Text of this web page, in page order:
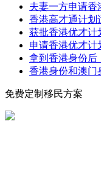
夫妻一方申请香
香港高才通计划
获批香港优才计
申请香港优才计
拿到香港身份后
香港身份和澳门
免费定制移民方案